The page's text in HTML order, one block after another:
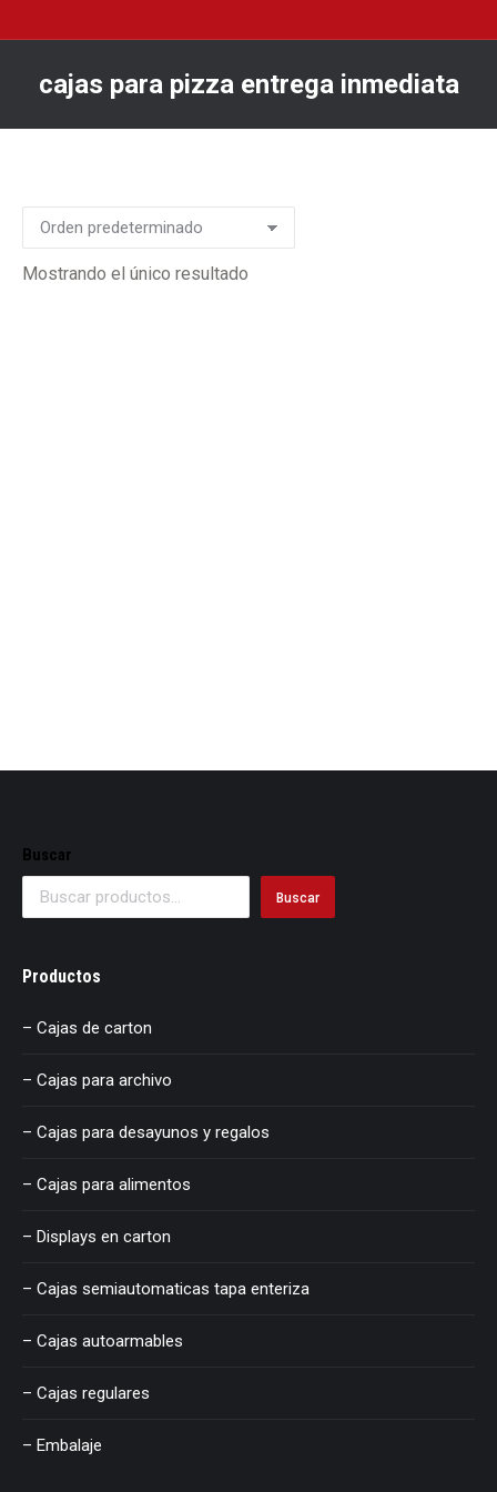
cajas para pizza entrega inmediata
Mostrando el único resultado
Buscar
Buscar
Productos
– Cajas de carton
– Cajas para archivo
– Cajas para desayunos y regalos
– Cajas para alimentos
– Displays en carton
– Cajas semiautomaticas tapa enteriza
– Cajas autoarmables
– Cajas regulares
– Embalaje